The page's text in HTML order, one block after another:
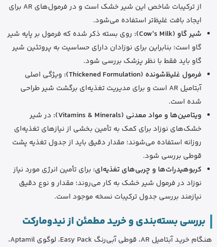
از ترکیبات شاخص این شیر خشک است و در فرمول‌های AR برای
ایجاد بافت غلیظ‌تر استفاده می‌شود.
شیر گاو (Cow’s Milk):
روی بسته ذکر شده که فرمول بر پایه شیر
گاو است؛ بنابراین برای نوزادان دارای حساسیت به پروتئین شیر
گاو باید فقط با نظر پزشک بررسی شود.
فرمول غلیظ‌شونده (Thickened Formulation):
ویژگی اصلی
آبتامیل AR است و برای مدیریت تغذیه‌ای برگشت شیر طراحی
شده است.
ویتامین‌ها و مواد معدنی (Vitamins & Minerals):
در شیر
خشک‌های نوزاد برای کمک به تأمین بخشی از نیازهای تغذیه‌ای
روزانه استفاده می‌شوند؛ مقدار دقیق باید از جدول تغذیه پشت
قوطی بررسی شود.
کربوهیدرات‌ها و چربی‌های تغذیه‌ای: برای تأمین انرژی مورد نیاز
نوزاد در فرمول شیر خشک به کار می‌روند؛ مقدار و نوع دقیق
نیازمند بررسی جدول ترکیبات نسخه موجود است.
بررسی بسته‌بندی و خرید مطمئن از نیدومارکت
هنگام خرید آبتامیل AR، قوطی آبی‌رنگ Easy Pack، لوگوی Aptamil،